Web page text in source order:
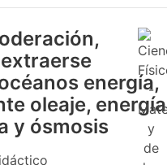
energía,
oleaje, energía
y ósmosis